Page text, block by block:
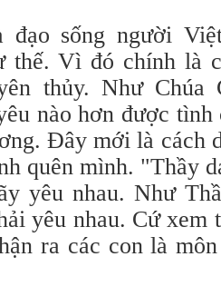
đạo sống người
thế. Vì đó chính là
thủy. Như Chúa
nào hơn được
Đây mới là cách
quên mình. "Thầy
yêu nhau. Như
yêu nhau. Cứ xem
ra các con là